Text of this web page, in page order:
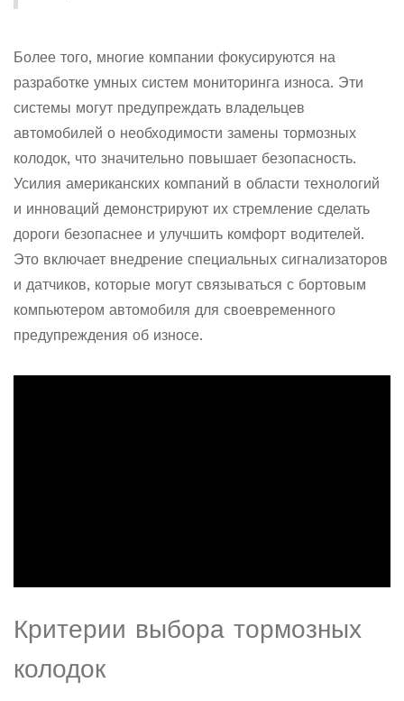
Более того, многие компании фокусируются на
разработке умных систем мониторинга износа. Эти
системы могут предупреждать владельцев
автомобилей о необходимости замены тормозных
колодок, что значительно повышает безопасность.
Усилия американских компаний в области технологий
и инноваций демонстрируют их стремление сделать
дороги безопаснее и улучшить комфорт водителей.
Это включает внедрение специальных сигнализаторов
и датчиков, которые могут связываться с бортовым
компьютером автомобиля для своевременного
предупреждения об износе.
Критерии выбора тормозных
колодок